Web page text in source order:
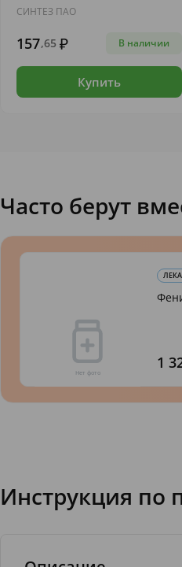
СИНТЕЗ ПАО
157,65 В наличии
Купить
Часто берут
1
Инструкция по